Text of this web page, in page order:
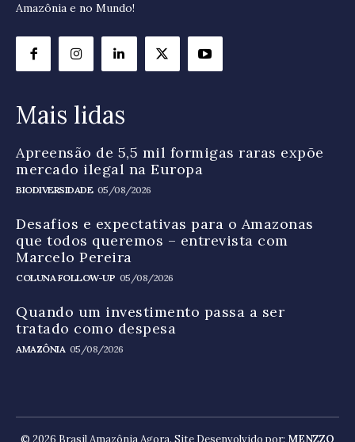
Amazônia e no Mundo!
Mais lidas
Apreensão de 5,5 mil formigas raras expõe
mercado ilegal na Europa
BIODIVERSIDADE 05/08/2026
Desafios e expectativas para o Amazonas
que todos queremos – entrevista com
Marcelo Pereira
COLUNA FOLLOW-UP 05/08/2026
Quando um investimento passa a ser
tratado como despesa
AMAZÔNIA 05/08/2026